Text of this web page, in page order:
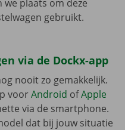
we plaats om deze
gebruikt.
via de Dockx-app
nooit zo gemakkelijk.
voorAndroid ofApple
via de smartphone.
dat bij jouw situatie